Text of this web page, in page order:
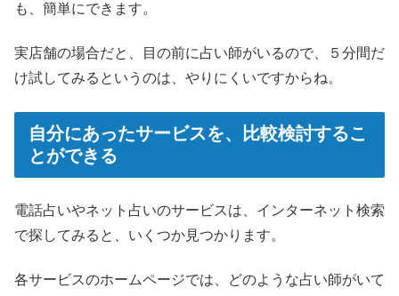
も、簡単にできます。
実店舗の場合だと、目の前に占い師がいるので、５分間だ
け試してみるというのは、やりにくいですからね。
自分にあったサービスを、比較検討するこ
とができる
電話占いやネット占いのサービスは、インターネット検索
で探してみると、いくつか見つかります。
各サービスのホームページでは、どのような占い師がいて